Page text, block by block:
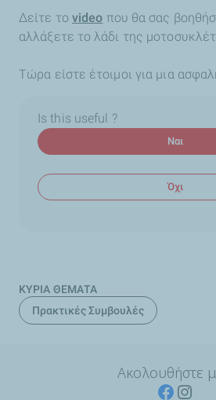
Δείτε το video που θα σας
αλλάξετε το λάδι της
Τώρα είστε έτοιμοι για μια
Is this useful ?
Ναι
Όχι
ΚΥΡΙΑ ΘΕΜΑΤΑ
Πρακτικές Συμβουλές
Ακολουθήστε